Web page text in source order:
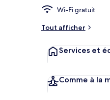
Wi-Fi gratuit
Tout afficher
Services et
Comme à la